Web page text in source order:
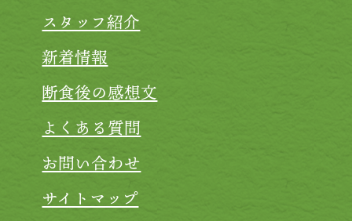
スタッフ紹介
新着情報
断食後の感想文
よくある質問
お問い合わせ
サイトマップ